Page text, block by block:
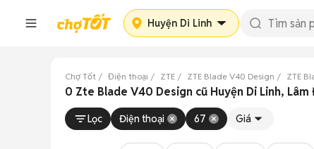
Huyện Di Linh
Chợ Tốt Điện thoại ZTE ZTE Blade V40 Design ZTE
0 Zte Blade V40 Design cũ Huyện Di Linh, Lâm
Lọc Điện thoại 67 Giá